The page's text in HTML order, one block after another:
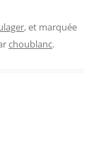
, et marquée
choublanc.